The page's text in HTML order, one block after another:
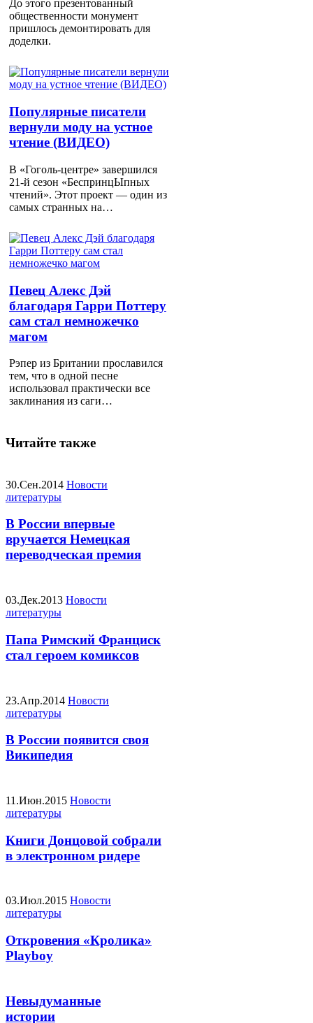
До этого презентованный
общественности монумент
пришлось демонтировать для
доделки.
Популярные писатели
вернули моду на устное
чтение (ВИДЕО)
В «Гоголь-центре» завершился
21-й сезон «БеспринцЫпных
чтений». Этот проект — один из
самых странных на…
Певец Алекс Дэй
благодаря Гарри Поттеру
сам стал немножечко
магом
Рэпер из Британии прославился
тем, что в одной песне
использовал практически все
заклинания из саги…
Читайте также
30.Сен.2014 Новости
литературы
В России впервые
вручается Немецкая
переводческая премия
03.Дек.2013 Новости
литературы
Папа Римский Франциск
стал героем комиксов
23.Апр.2014 Новости
литературы
В России появится своя
Википедия
11.Июн.2015 Новости
литературы
Книги Донцовой собрали
в электронном ридере
03.Июл.2015 Новости
литературы
Откровения «Кролика»
Playboy
Невыдуманные
истории